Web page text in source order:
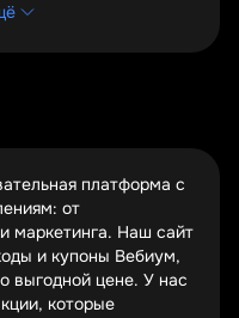
применением.
для покупки курсов.
праздникам.
пользователей
Это могут быть
скидки на пакетные
материалам.
платформа с
от
маркетинга. Наш сайт
и купоны Вебиум,
выгодной цене. У нас
которые